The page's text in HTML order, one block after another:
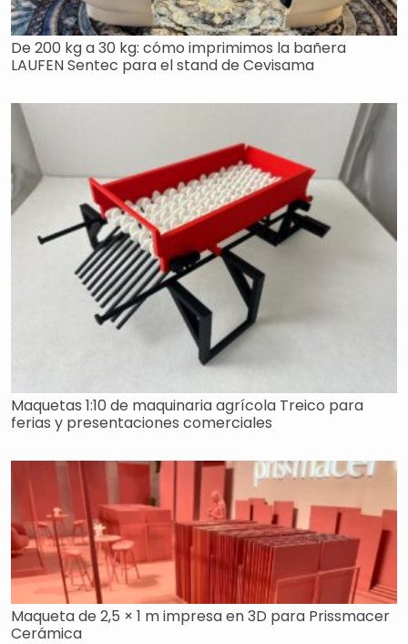
De 200 kg a 30 kg: cómo imprimimos la bañera
LAUFEN Sentec para el stand de Cevisama
Maquetas 1:10 de maquinaria agrícola Treico para
ferias y presentaciones comerciales
Maqueta de 2,5 × 1 m impresa en 3D para Prissmacer
Cerámica